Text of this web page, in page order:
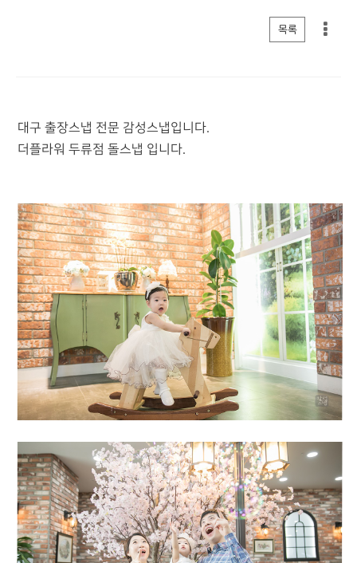
목록
대구 출장스냅 전문 감성스냅입니다.
더플라워 두류점 돌스냅 입니다.